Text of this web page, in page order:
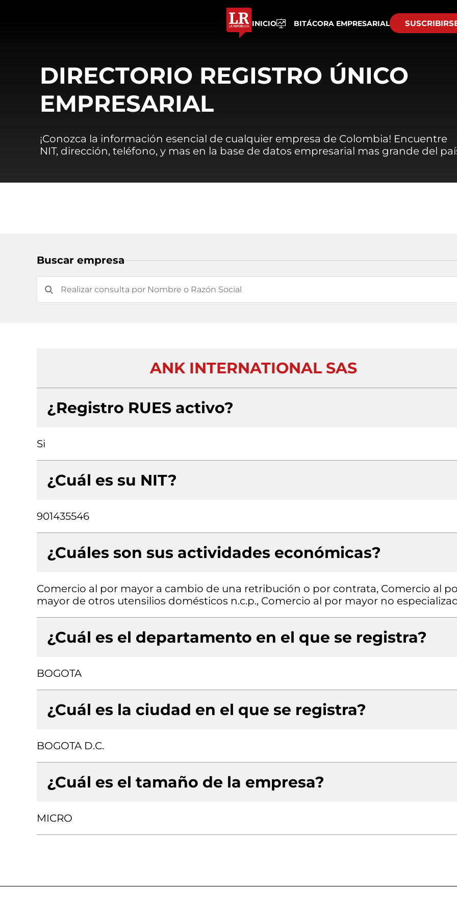
INICIO BITÁCORA EMPRESARIAL
DIRECTORIO REGISTRO ÚNICO
EMPRESARIAL
¡Conozca la información esencial de cualquier empresa de Colombia! Encuentre
NIT, dirección, teléfono, y mas en la base de datos empresarial mas grande del
Buscar empresa
ANK INTERNATIONAL SAS
¿Registro RUES activo?
Si
¿Cuál es su NIT?
901435546
¿Cuáles son sus actividades económicas?
Comercio al por mayor a cambio de una retribución o por contrata, Comercio al
mayor de otros utensilios domésticos n.c.p., Comercio al por mayor no
¿Cuál es el departamento en el que se registra?
BOGOTA
¿Cuál es la ciudad en el que se registra?
BOGOTA D.C.
¿Cuál es el tamaño de la empresa?
MICRO